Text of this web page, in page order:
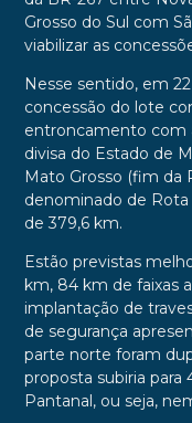
Grosso do Sul com
viabilizar as
Nesse sentido, em
concessão do lote
entroncamento com
divisa do Estado de
Mato Grosso (fim da
denominado de
de 379,6 km.
Estão previstas
km, 84 km de faixas
implantação de
de segurança
parte norte foram
proposta subiria para
Pantanal, ou seja,